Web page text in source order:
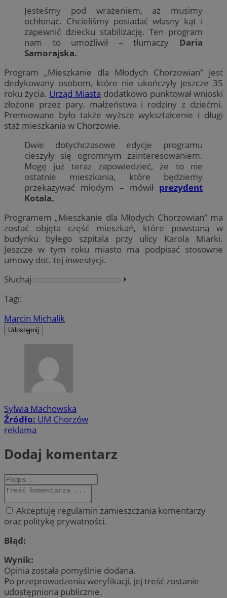
Jesteśmy pod wrażeniem, aż musimy
ochłonąć. Chcieliśmy posiadać własny kąt i
zapewnić dziecku stabilizację. Ten program
nam to umożliwił – tłumaczy Daria
Samorajska.
Program „Mieszkanie dla Młodych Chorzowian” jest
dedykowany osobom, które nie ukończyły jeszcze 35
roku życia. Urząd Miasta dodatkowo punktował wnioski
złożone przez pary, małżeństwa i rodziny z dziećmi.
Premiowane było także wyższe wykształcenie i długi
staż mieszkania w Chorzowie.
Dwie dotychczasowe edycje programu
cieszyły się ogromnym zainteresowaniem.
Mogę już teraz zapowiedzieć, że to nie
ostatnie mieszkania, które będziemy
przekazywać młodym – mówił prezydent
Kotala.
Programem „Mieszkanie dla Młodych Chorzowian” ma
zostać objęta część mieszkań, które powstaną w
budynku byłego szpitala przy ulicy Karola Miarki.
Jeszcze w tym roku miasto ma podpisać stosowne
umowy dot. tej inwestycji.
Słuchaj
⏵︎
Tagi:
Marcin Michalik
Udostępnij
Sylwia Machowska
Źródło: UM Chorzów
reklama
Dodaj komentarz
Akceptuję regulamin zamieszczania komentarzy
oraz politykę prywatności.
Błąd:
Wynik:
Opinia została pomyślnie dodana.
Po przeprowadzeniu weryfikacji, jej treść zostanie
udostępniona publicznie.